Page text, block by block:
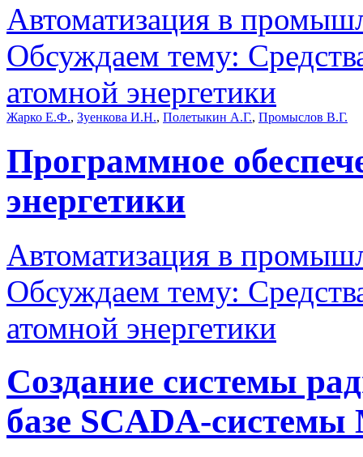
Автоматизация в
Обсуждаем тему:
атомной энергетики
Жарко Е.Ф., Зуенкова И.Н., Полетыкин А.Г., Промыслов В.Г.
Программное
энергетики
Автоматизация в
Обсуждаем тему:
атомной энергетики
Создание системы
базе SCADA-